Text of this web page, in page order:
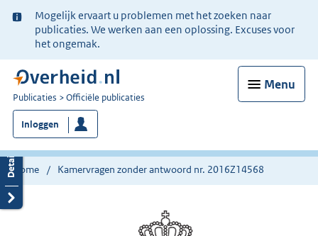
Ter
informatie:
Mogelijk ervaart u problemen met het zoeken naar
publicaties. We werken aan een oplossing. Excuses voor
het ongemak.
Menu
U
bent
nu
hier:
Publicaties Officiële publicaties
Inloggen
Home Kamervragen zonder antwoord nr. 2016Z14568